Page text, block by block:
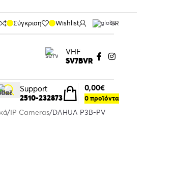
Σύγκριση Wishlist GR
VHF
SV7BVR
Support
2510-232873
0προϊόντα
0,00€
IP Cameras DAHUA P3B-PV